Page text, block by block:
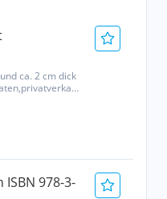
ca. 2 cm dick
978-3-